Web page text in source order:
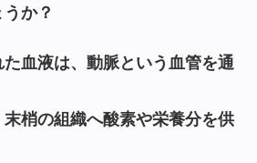
か？
血液は、動脈という血管を通
梢の組織へ酸素や栄養分を供